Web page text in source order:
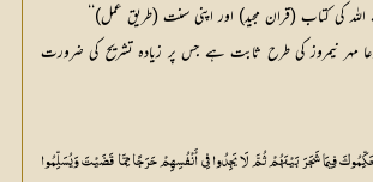
کی کتاب (قران مجید) اور اپنی سنت (طریق عمل)‘‘
مہر نیمروز کی طرح ثابت ہے جس پر زیادہ تشریح کی ضرورت
فِيمَا شَجَرَ بَيْنَهُمْ ثُمَّ لَا يَجِدُوا فِي أَنْفُسِهِمْ حَرَجًا مِمَّا قَضَيْتَ وَيُسَلِّمُوا